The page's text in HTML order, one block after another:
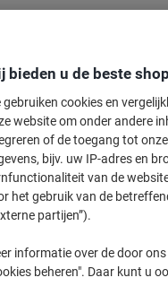
bieden u de beste
gebruiken cookies en
website om onder andere
of de toegang tot
bijv. uw IP-adres en
van de
het gebruik van de
partijen”).
informatie over de door
beheren". Daar kunt u